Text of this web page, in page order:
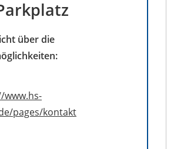
über die
www.hs-
pages/kontakt